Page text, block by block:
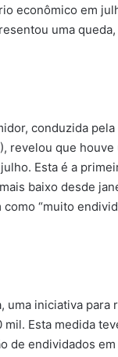
econômico em
uma queda,
conduzida pela
revelou que
Esta é a
baixo desde
“muito
uma iniciativa para
Esta medida
de endividados